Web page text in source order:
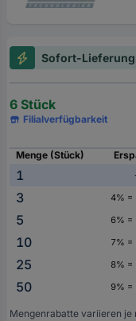
Sofort-Lieferung
6 Stück
Filialverfügbarkeit
Menge (Stück)
1
3
4% =
5
6% =
10
7% =
25
8% =
50
9% =
Mengenrabatte variieren je